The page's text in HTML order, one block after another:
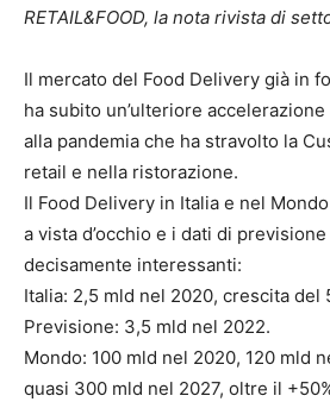
RETAIL&FOOD, la nota rivista di
Il mercato del Food Delivery già in
ha subito un’ulteriore
alla pandemia che ha stravolto la
retail e nella ristorazione.
Il Food Delivery in Italia e nel
a vista d’occhio e i dati di
decisamente interessanti:
Italia: 2,5 mld nel 2020, crescita del
Previsione: 3,5 mld nel 2022.
Mondo: 100 mld nel 2020, 120 mld
quasi 300 mld nel 2027, oltre il